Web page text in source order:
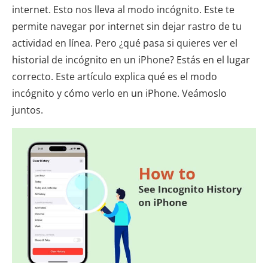
internet. Esto nos lleva al modo incógnito. Este te
permite navegar por internet sin dejar rastro de tu
actividad en línea. Pero ¿qué pasa si quieres ver el
historial de incógnito en un iPhone? Estás en el lugar
correcto. Este artículo explica qué es el modo
incógnito y cómo verlo en un iPhone. Veámoslo
juntos.